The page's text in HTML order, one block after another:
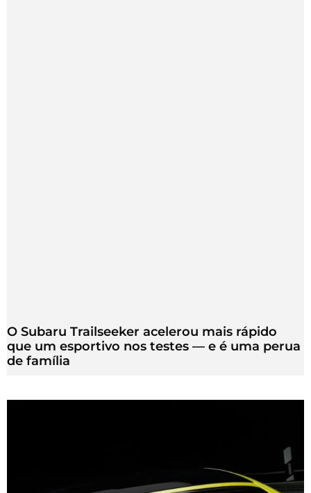
O Subaru Trailseeker acelerou mais rápido
que um esportivo nos testes — e é uma perua
de família